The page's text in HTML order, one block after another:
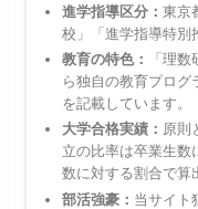
進学指導区分： 東京
校」「進学指導特別
教育の特色：
「理
ら独自の教育プロ
を記載しています。
大学合格実績： 原則
立の比率は卒業生数
数に対する割合で算
部活強豪： 当サイト